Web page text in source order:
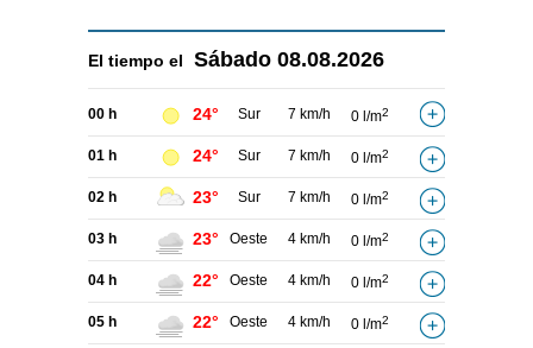
El tiempo el Sábado 08.08.2026
00 h 24° Sur 7 km/h 0 l/m2
01 h 24° Sur 7 km/h 0 l/m2
02 h 23° Sur 7 km/h 0 l/m2
03 h 23° Oeste 4 km/h 0 l/m2
04 h 22° Oeste 4 km/h 0 l/m2
05 h 22° Oeste 4 km/h 0 l/m2